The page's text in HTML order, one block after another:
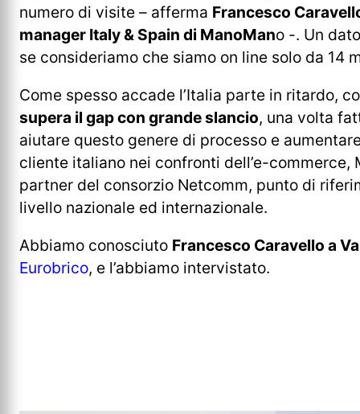
numero di visite – afferma Francesco
manager Italy & Spain di ManoMano -. Un
se consideriamo che siamo on line solo da 14
Come spesso accade l’Italia parte in ritardo,
supera il gap con grande slancio, una volta
aiutare questo genere di processo e
cliente italiano nei confronti dell’e-commerce,
partner del consorzio Netcomm, punto di
livello nazionale ed internazionale.
Abbiamo conosciuto Francesco Caravello a
Eurobrico, e l’abbiamo intervistato.